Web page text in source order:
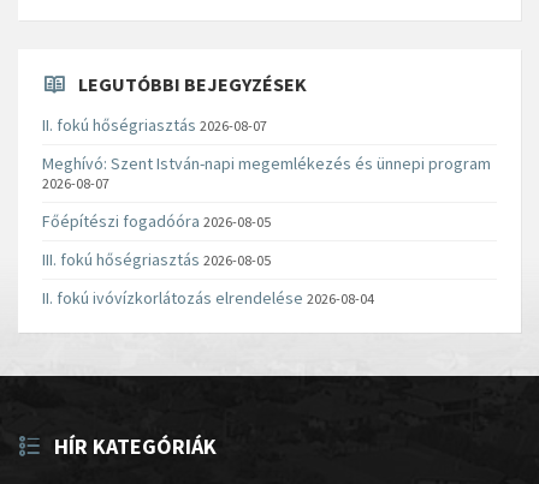
LEGUTÓBBI BEJEGYZÉSEK
II. fokú hőségriasztás 2026-08-07
Meghívó: Szent István-napi megemlékezés és ünnepi program
2026-08-07
Főépítészi fogadóóra 2026-08-05
III. fokú hőségriasztás 2026-08-05
II. fokú ivóvízkorlátozás elrendelése 2026-08-04
HÍR KATEGÓRIÁK